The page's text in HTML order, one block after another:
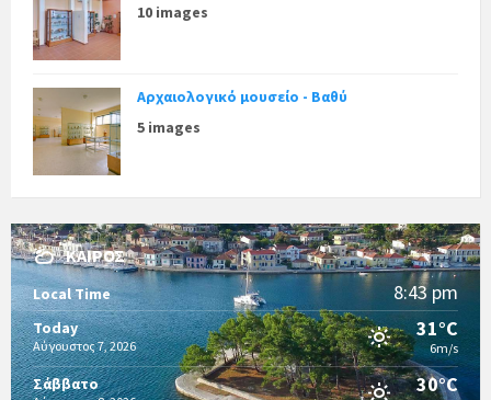
10 images
Αρχαιολογικό μουσείο - Βαθύ
5 images
ΚΑΙΡΌΣ
Local Time 8:43 pm
Today
Αύγουστος 7, 2026
31°C
6m/s
Σάββατο 30°C